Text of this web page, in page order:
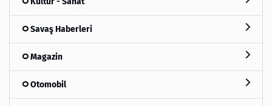
Savaş Haberleri
Magazin
Otomobil